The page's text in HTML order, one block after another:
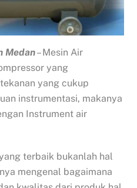
Medan– Mesin Air
yang
yang cukup
instrumentasi, makanya
Instrument air
terbaik bukanlah hal
mengenal bagaimana